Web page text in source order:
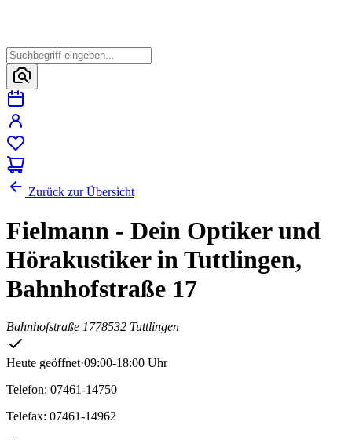
Zurück zur Übersicht
Fielmann - Dein Optiker und
Hörakustiker in Tuttlingen,
Bahnhofstraße 17
Bahnhofstraße 1778532 Tuttlingen
Heute geöffnet·09:00-18:00 Uhr
Telefon: 07461-14750
Telefax: 07461-14962